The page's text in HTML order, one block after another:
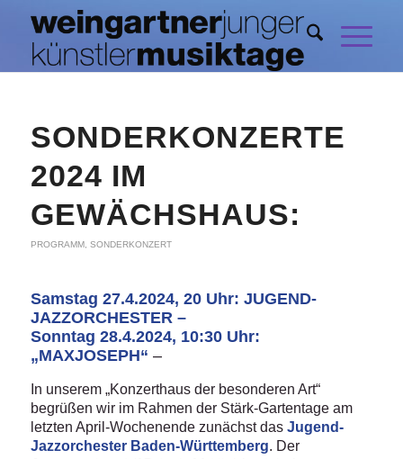
SONDERKONZERTE
2024 IM
GEWÄCHSHAUS:
PROGRAMM, SONDERKONZERT
Samstag 27.4.2024, 20 Uhr: JUGEND-
JAZZORCHESTER –
Sonntag 28.4.2024, 10:30 Uhr:
„MAXJOSEPH“ –
In unserem „Konzerthaus der besonderen Art“
begrüßen wir im Rahmen der Stärk-Gartentage am
letzten April-Wochenende zunächst das Jugend-
Jazzorchester Baden-Württemberg. Der